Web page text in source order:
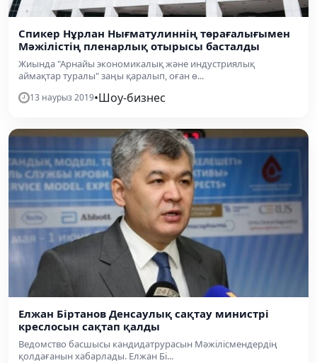
Спикер Нұрлан Нығматулиннің төрағалығымен
Мәжілістің пленарлық отырысы басталды
Жиында "Арнайы экономикалық және индустриялық
аймақтар туралы" заңы қаралып, оған ө...
13 наурыз 2019•Шоу-бизнес
Елжан Біртанов Денсаулық сақтау министрі
креслосын сақтап қалды
Ведомство басшысы кандидатрурасын Мәжілісмендердің
қолдағанын хабарлады. Елжан Бі...